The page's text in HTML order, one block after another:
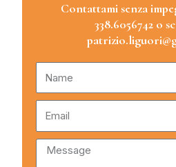
Contattami senza
338.6056742 o